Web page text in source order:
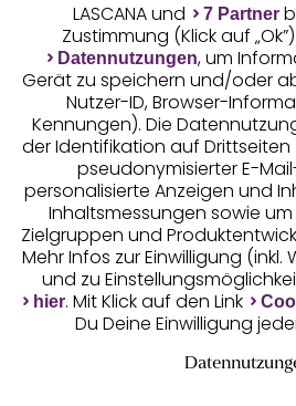
Geprüfte Sicherheit
Unsere Apps
LASCANA und 7 Partner
Zustimmung (Klick auf
Datennutzungen, um
Gerät zu speichern und/oder
Nutzer-ID, Browser-
Kennungen). Die
der Identifikation auf
pseudonymisierter E-
personalisierte Anzeigen und
Inhaltsmessungen sowie um
Zielgruppen und
Mehr Infos zur Einwilligung
und zu
hier. Mit Klick auf den Link
Du Deine Einwilligung